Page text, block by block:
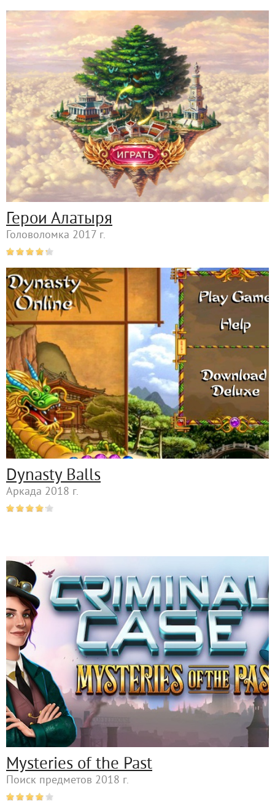
Герои Алатыря
Головоломка 2017 г.
Dynasty Balls
Аркада 2018 г.
Mysteries of the Past
Поиск предметов 2018 г.